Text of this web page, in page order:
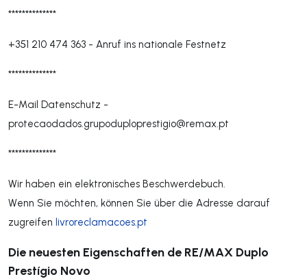
**************
+351 210 474 363 - Anruf ins nationale Festnetz
**************
E-Mail Datenschutz -
protecaodados.grupoduploprestigio@remax.pt
**************
Wir haben ein elektronisches Beschwerdebuch.
Wenn Sie möchten, können Sie über die Adresse darauf
zugreifen livroreclamacoes.pt
Die neuesten Eigenschaften de RE/MAX Duplo
Prestígio Novo